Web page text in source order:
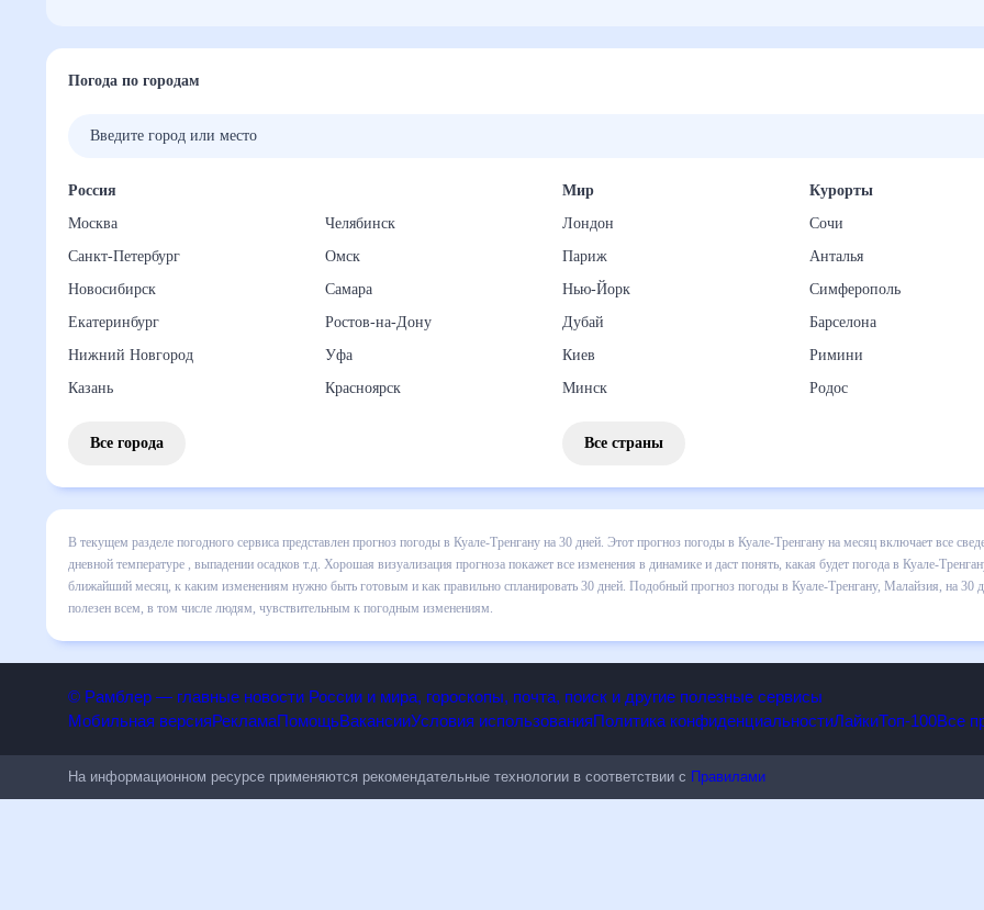
Погода по городам
Россия
Москва
Санкт-Петербург
Новосибирск
Екатеринбург
Нижний Новгород
Казань
Челябинск
Омск
Самара
Ростов-на-Дону
Уфа
Красноярск
Все города
Мир
Лондон
Париж
Нью-Йорк
Дубай
Киев
Минск
Курорты
Сочи
Анталья
Симферополь
Барселона
Римини
Родос
Все страны
В текущем разделе погодного сервиса представлен прогноз погоды в Куале-Тренгану на 30 дней. Этот прогноз погоды в Куале-
на месяц включает все сведения по дневной температуре , выпадении осадков т.д. Хорошая визуализация прогноза покажет все
изменения в динамике и даст понять, какая будет погода в Куале-Тренгану в ближайший месяц, к каким изменениям нужно
и как правильно спланировать 30 дней. Подобный прогноз погоды в Куале-Тренгану, Малайзия, на 30 дней будет полезен всем,
© Рамблер — главные новости России и мира, гороскопы, почта, поиск и другие полезные сервисы
На информационном ресурсе применяются рекомендательные технологии в соответствии сПравилами